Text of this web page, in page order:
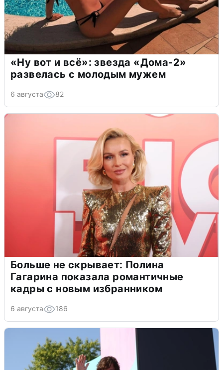
«Ну вот и всё»: звезда «Дома-2»
развелась с молодым мужем
6 августа 82
Больше не скрывает: Полина
Гагарина показала романтичные
кадры с новым избранником
6 августа 186